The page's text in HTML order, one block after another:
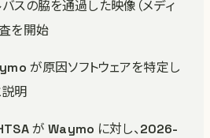
スの脇を通過した映像（メディ
を開始
が原因ソフトウェアを特定し
明
が Waymo に対し、2026-